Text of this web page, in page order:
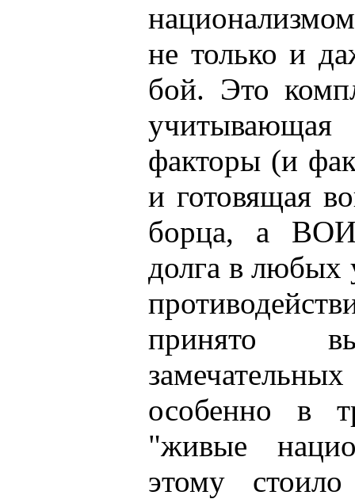
не только и
бой. Это
факторы (и
и готовящая
борца, а
долга в любых
принято
особенно в
"живые
этому